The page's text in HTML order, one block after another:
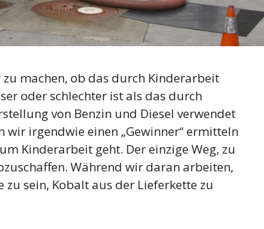
machen, ob das durch Kinderarbeit
oder schlechter ist als das durch
von Benzin und Diesel verwendet
wir irgendwie einen „Gewinner“ ermitteln
Kinderarbeit geht. Der einzige Weg, zu
Während wir daran arbeiten,
sein, Kobalt aus der Lieferkette zu